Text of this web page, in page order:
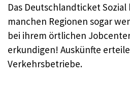
Das Deutschlandticket Sozial
manchen Regionen sogar
bei ihrem örtlichen
erkundigen! Auskünfte
Verkehrsbetriebe.